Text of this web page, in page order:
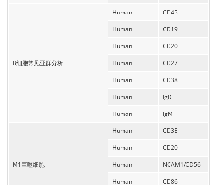
B细胞常见亚群分析
Human CD45
Human CD19
Human CD20
Human CD27
Human CD38
Human IgD
Human IgM
M1巨噬细胞
Human CD3E
Human CD20
Human NCAM1/CD56
Human CD86